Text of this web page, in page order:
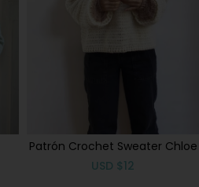
Patrón Crochet Sweater Chloe
USD $12